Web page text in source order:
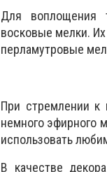
Для воплощения
восковые мелки.
перламутровые
При стремлении к
немного эфирного
использовать
В качестве